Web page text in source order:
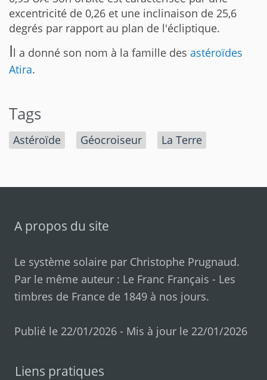
excentricité de 0,26 et une inclinaison de 25,6
degrés par rapport au plan de l'écliptique.
Il a donné son nom à la famille des astéroïdes
Atira.
Tags
Astéroïde Géocroiseur La Terre
A propos du site
Le système solaire par Christophe Prugnaud.
Par le même auteur : Le Franc Français - Les
timbres de France de 1849 à nos jours.
Publié le 22/01/2026 - Mis à jour le 22/01/2026
Liens pratiques